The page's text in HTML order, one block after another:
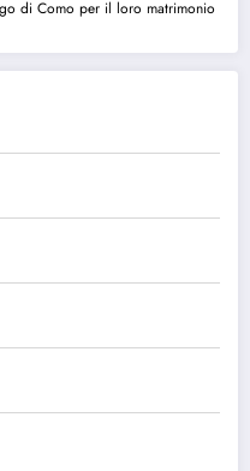
di Como per il loro matrimonio